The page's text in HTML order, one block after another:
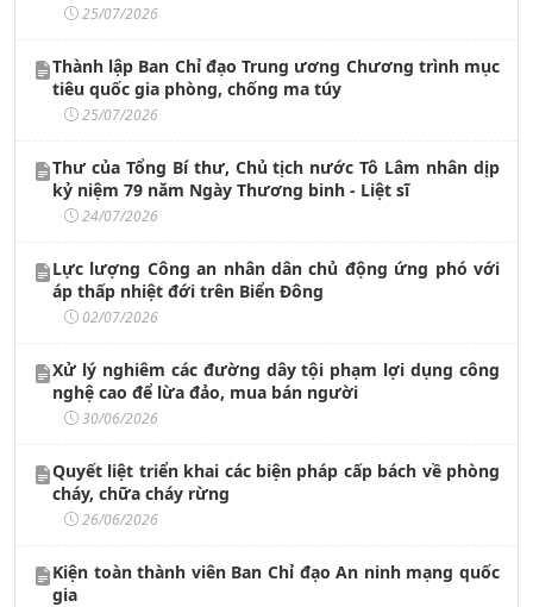
25/07/2026
Thành lập Ban Chỉ đạo Trung ương Chương trình mục
tiêu quốc gia phòng, chống ma túy
25/07/2026
Thư của Tổng Bí thư, Chủ tịch nước Tô Lâm nhân dịp
kỷ niệm 79 năm Ngày Thương binh - Liệt sĩ
24/07/2026
Lực lượng Công an nhân dân chủ động ứng phó với
áp thấp nhiệt đới trên Biển Đông
02/07/2026
Xử lý nghiêm các đường dây tội phạm lợi dụng công
nghệ cao để lừa đảo, mua bán người
30/06/2026
Quyết liệt triển khai các biện pháp cấp bách về phòng
cháy, chữa cháy rừng
26/06/2026
Kiện toàn thành viên Ban Chỉ đạo An ninh mạng quốc
gia